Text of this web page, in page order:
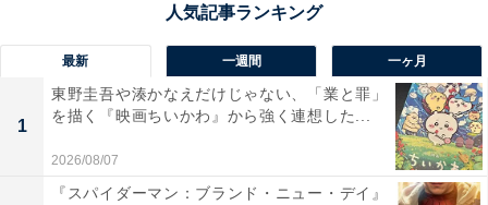
画像出典：フジテレビ『366日』
最新 一週間 一ヶ月
1
東野圭吾や湊かなえだけじゃない、「業と罪」
を描く『映画ちいかわ』から強く連想した...
2026/08/07
『スパイダーマン：ブランド・ニュー・デイ』